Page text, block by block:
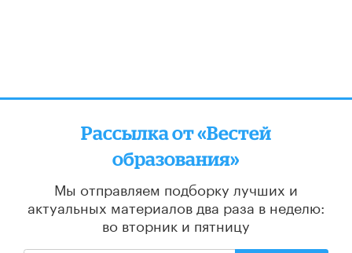
Рассылка от «Вестей
образования»
Мы отправляем подборку лучших и
актуальных материалов два раза в неделю:
во вторник и пятницу